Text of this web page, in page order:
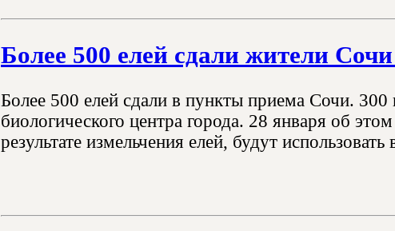
Более 500 елей сдали жители
Более 500 елей сдали в пункты приема Сочи. 300
биологического центра города. 28 января об
результате измельчения елей, будут